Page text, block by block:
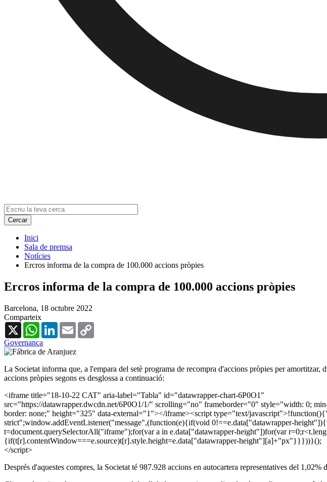
Inici
Sala de premsa
Notícies
Ercros informa de la compra de 100.000 accions pròpies
Ercros informa de la compra de 100.000 accions pròpies
Barcelona, 18 octubre 2022
Comparteix
X
WhatsAppLinkedInEmail
Governança
La Societat informa que, a l'empara del setè programa de recompra d'accions pròpies per
accions pròpies segons es desglossa a continuació:
<iframe title="18-10-22 CAT" aria-label="Tabla" id="datawrapper-chart-6P0O1"
src="https://datawrapper.dwcdn.net/6P0O1/1/" scrolling="no" frameborder="0" style="width: 0;
border: none;" height="325" data-external="1"></iframe><script type="text/
strict";window.addEventListener("message",(function(e){if(void 0!==e.data["datawrapper-
t=document.querySelectorAll("iframe");for(var a in e.data["datawrapper-height"])for(var
{if(t[r].contentWindow===e.source)t[r].style.height=e.data["datawrapper-height"][a]+"px"}}}))}();
</script>
Després d'aquestes compres, la Societat té 987.928 accions en autocartera representatives del 1,02%